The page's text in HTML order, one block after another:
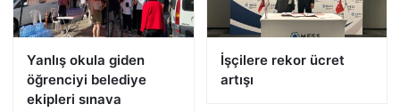
Yanlış okula giden
öğrenciyi belediye
ekipleri sınava
İşçilere rekor ücret
artışı